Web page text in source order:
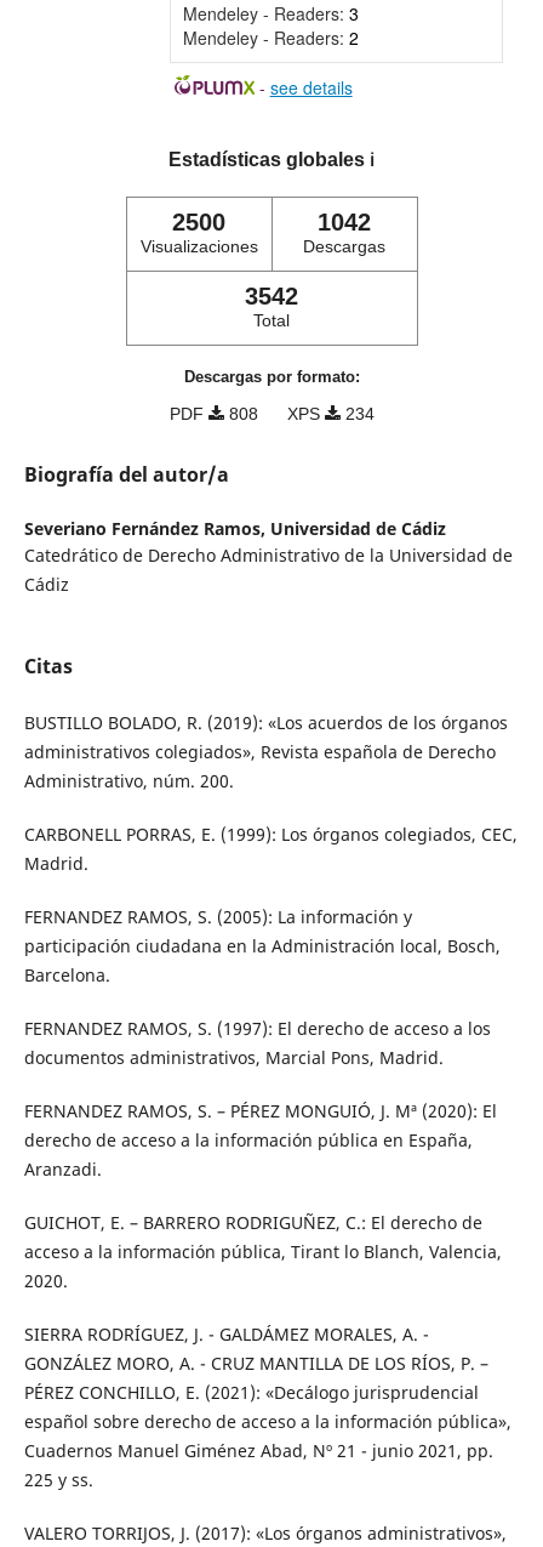
Mendeley - Readers: 3
Mendeley - Readers: 2
- see details
Estadísticas globales ℹ️
2500
Visualizaciones
1042
Descargas
3542
Total
Descargas por formato:
PDF 808 XPS 234
Biografía del autor/a
Severiano Fernández Ramos, Universidad de Cádiz
Catedrático de Derecho Administrativo de la Universidad de
Cádiz
Citas
BUSTILLO BOLADO, R. (2019): «Los acuerdos de los órganos
administrativos colegiados», Revista española de Derecho
Administrativo, núm. 200.
CARBONELL PORRAS, E. (1999): Los órganos colegiados, CEC,
Madrid.
FERNANDEZ RAMOS, S. (2005): La información y
participación ciudadana en la Administración local, Bosch,
Barcelona.
FERNANDEZ RAMOS, S. (1997): El derecho de acceso a los
documentos administrativos, Marcial Pons, Madrid.
FERNANDEZ RAMOS, S. – PÉREZ MONGUIÓ, J. Mª (2020): El
derecho de acceso a la información pública en España,
Aranzadi.
GUICHOT, E. – BARRERO RODRIGUÑEZ, C.: El derecho de
acceso a la información pública, Tirant lo Blanch, Valencia,
2020.
SIERRA RODRÍGUEZ, J. - GALDÁMEZ MORALES, A. -
GONZÁLEZ MORO, A. - CRUZ MANTILLA DE LOS RÍOS, P. –
PÉREZ CONCHILLO, E. (2021): «Decálogo jurisprudencial
español sobre derecho de acceso a la información pública»,
Cuadernos Manuel Giménez Abad, Nº 21 - junio 2021, pp.
225 y ss.
VALERO TORRIJOS, J. (2017): «Los órganos administrativos»,